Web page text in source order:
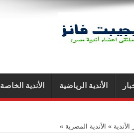
الأندية الرياضية الأندية الخاصة
الأندية » الأندية المصرية »